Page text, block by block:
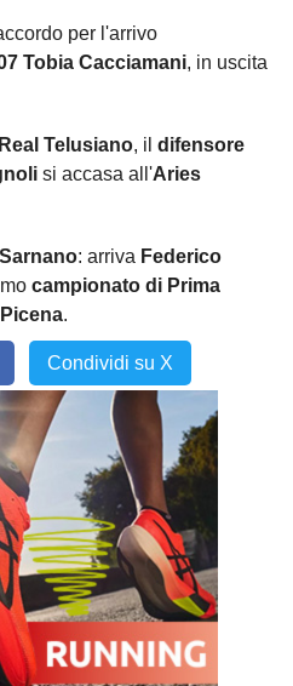
per l'arrivo
Tobia Cacciamani, in uscita
Real Telusiano, il difensore
si accasa all'Aries
Sarnano: arriva Federico
campionato di Prima
.
Condividi su X